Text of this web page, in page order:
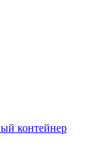
контейнер